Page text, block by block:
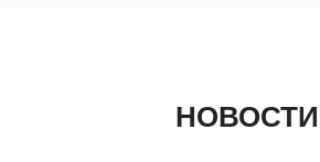
НОВОСТИ